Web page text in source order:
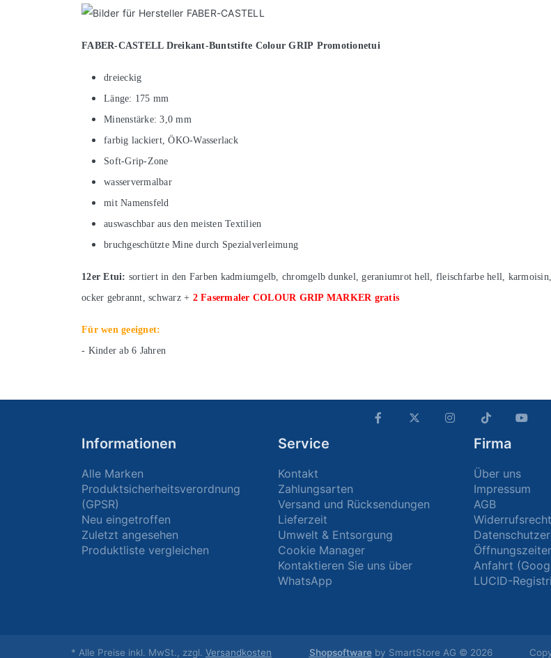
FABER-CASTELL Dreikant-Buntstifte Colour GRIP Promotionetui
dreieckig
Länge: 175 mm
Minenstärke: 3,0 mm
farbig lackiert, ÖKO-Wasserlack
Soft-Grip-Zone
wasservermalbar
mit Namensfeld
auswaschbar aus den meisten Textilien
bruchgeschützte Mine durch Spezialverleimung
12er Etui: sortiert in den Farben kadmiumgelb, chromgelb dunkel, geraniumrot hell, fleischfarbe hell,
ocker gebrannt, schwarz + 2 Fasermaler COLOUR GRIP MARKER gratis
Für wen geeignet:
- Kinder ab 6 Jahren
Informationen
Alle Marken
Produktsicherheitsverordnung
(GPSR)
Neu eingetroffen
Zuletzt angesehen
Produktliste vergleichen
Service
Kontakt
Zahlungsarten
Versand und Rücksendungen
Lieferzeit
Umwelt & Entsorgung
Cookie Manager
Kontaktieren Sie uns über
WhatsApp
Firma
Über uns
Impressum
AGB
Widerrufsrecht
Anfahrt
LUCID-
* Alle Preise inkl. MwSt., zzgl. Versandkosten Shopsoftwareby SmartStore AG © 2026